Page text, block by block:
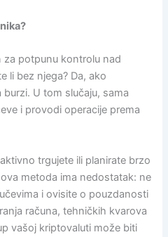
potpunu kontrolu nad
li bez njega? Da, ako
U tom slučaju, sama
i provodi operacije prema
trgujete ili planirate brzo
metoda ima nedostatak: ne
i ovisite o pouzdanosti
računa, tehničkih kvarova
vašoj kriptovaluti može biti